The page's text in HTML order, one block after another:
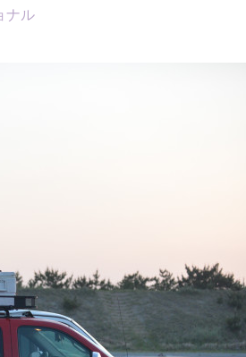
ナル